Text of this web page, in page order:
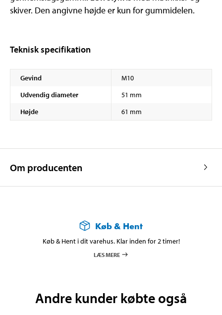
skiver. Den angivne højde er kun for gummidelen.
Teknisk specifikation
Gevind
M10
Udvendig diameter
51 mm
Højde
61 mm
Om producenten
Køb & Hent
Køb & Hent i dit varehus. Klar inden for 2 timer!
LÆS MERE
Andre kunder købte også